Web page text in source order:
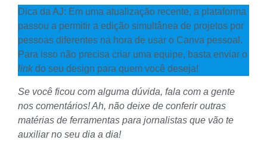
Dica da AJ: Em uma atualização recente, a plataforma
passou a permitir a edição simultânea de projetos por
pessoas diferentes na hora de usar o Canva pessoal.
Para isso não precisa criar uma equipe, basta enviar o
linkdo seu design para quem você deseja!
Se você ficou com alguma dúvida, fala com a gente
nos comentários! Ah, não deixe de conferir outras
matérias de ferramentas para jornalistas que vão te
auxiliar no seu dia a dia!